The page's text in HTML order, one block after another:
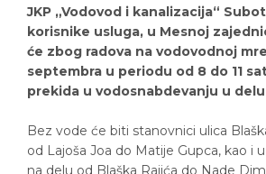
JKP „Vodovod i kanalizacija“
korisnike usluga, u Mesnoj
će zbog radova na vodovodnoj
septembra u periodu od 8 do 11
prekida u vodosnabdevanju u
Bez vode će biti stanovnici ulica
od Lajoša Joa do Matije Gupca, kao i
na delu od Blaška Rajića do Nade